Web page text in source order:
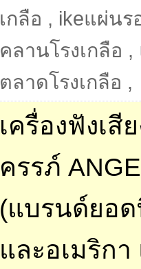
เกลือ , ikeแผ่นร
คลานโรงเกลือ ,
ตลาดโรงเกลือ ,
เครื่องฟังเสี
ครรภ์
(แบรนด์ยอ
และอเมริก